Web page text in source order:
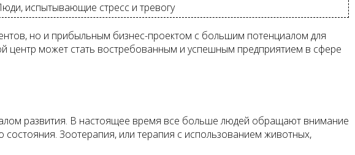
испытывающие стресс и тревогу
но и прибыльным бизнес-проектом с большим потенциалом для
центр может стать востребованным и успешным предприятием в сфере
развития. В настоящее время все больше людей обращают внимание
Зоотерапия, или терапия с использованием животных,